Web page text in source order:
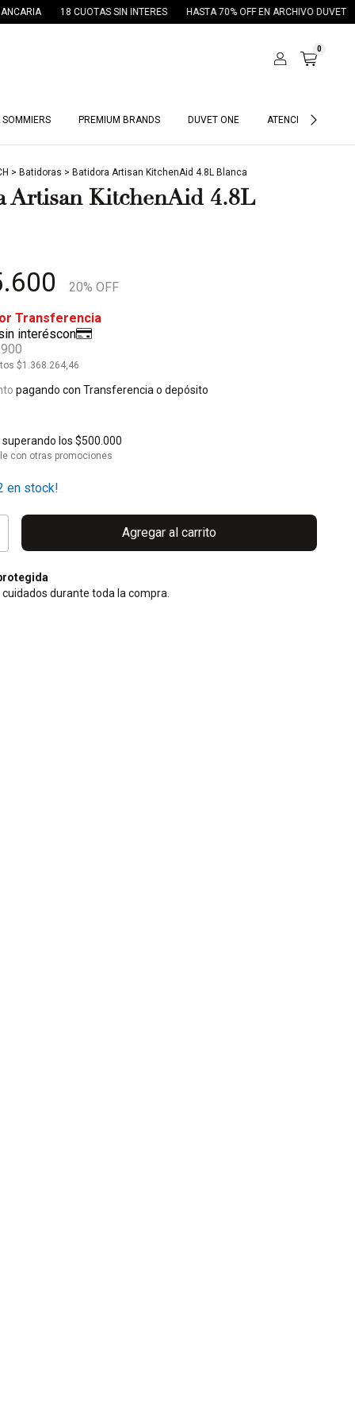
INTERES HASTA 70% OFF EN ARCHIVO DUVET 30% OFF POR
0
SOMMIERS PREMIUM BRANDS DUVET ONE ATENCIÓN HOTELES
> Batidoras > Batidora Artisan KitchenAid 4.8L Blanca
Artisan KitchenAid 4.8L
20% OFF
$1.368.264,46
pagando con Transferencia o depósito
superando los$500.000
con otras promociones
en stock!
durante toda la compra.